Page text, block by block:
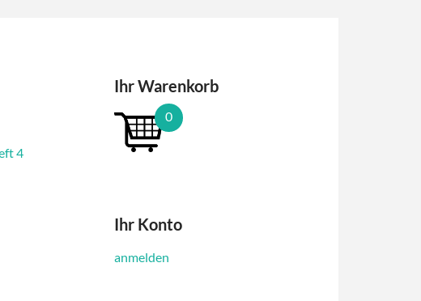
4
Ihr Warenkorb
0
Ihr Konto
anmelden